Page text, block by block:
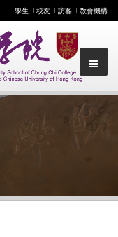
學生 校友 訪客 教會機構